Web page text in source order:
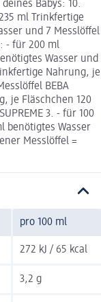
Babys: 10.
ml Trinkfertige
und 7 Messlöffel
- für 200 ml
Wasser und
Nahrung, je
BEBA
je Fläschchen 120
3. - für 100
benötigtes Wasser
Messlöffel =
pro 100 ml
272 kJ / 65 kcal
3,2 g